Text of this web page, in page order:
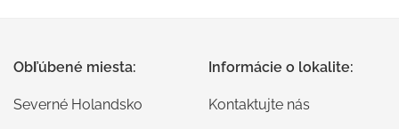
Obľúbené miesta:
Severné Holandsko
Informácie o lokalite:
Kontaktujte nás